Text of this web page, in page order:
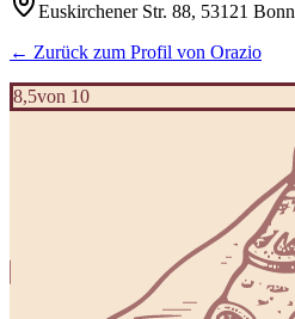
Euskirchener Str. 88, 53121 Bonn
← Zurück zum Profil von Orazio
8,5von 10